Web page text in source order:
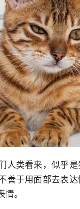
人类看来，似乎
善于用面部去表
。